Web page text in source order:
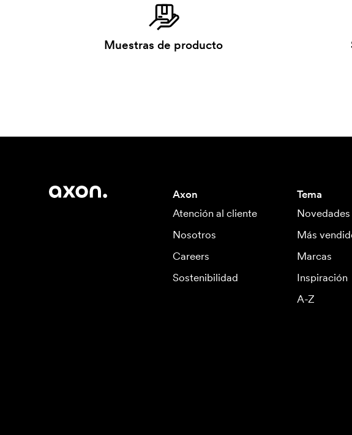
Muestras de producto
Axon
Atención al cliente
Nosotros
Careers
Sostenibilidad
Tema
Novedades
Más
Marcas
Inspiración
A-Z